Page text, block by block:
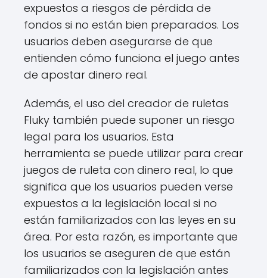
expuestos a riesgos de pérdida de
fondos si no están bien preparados. Los
usuarios deben asegurarse de que
entienden cómo funciona el juego antes
de apostar dinero real.
Además, el uso del creador de ruletas
Fluky también puede suponer un riesgo
legal para los usuarios. Esta
herramienta se puede utilizar para crear
juegos de ruleta con dinero real, lo que
significa que los usuarios pueden verse
expuestos a la legislación local si no
están familiarizados con las leyes en su
área. Por esta razón, es importante que
los usuarios se aseguren de que están
familiarizados con la legislación antes